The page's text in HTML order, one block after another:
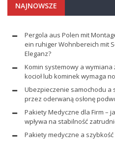
NAJNOWSZE
Pergola aus Polen mit
ein ruhiger Wohnbereich mit
Eleganz?
Komin systemowy a wymiana
kocioł lub kominek wymaga
Ubezpieczenie samochodu
przez oderwaną osłonę
Pakiety Medyczne dla Firm –
wpływa na stabilność
Pakiety medyczne a